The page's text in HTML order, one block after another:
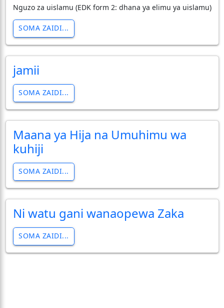
Nguzo za uislamu (EDK form 2: dhana ya elimu ya uislamu)
SOMA ZAIDI...
jamii
SOMA ZAIDI...
Maana ya Hija na Umuhimu wa
kuhiji
SOMA ZAIDI...
Ni watu gani wanaopewa Zaka
SOMA ZAIDI...